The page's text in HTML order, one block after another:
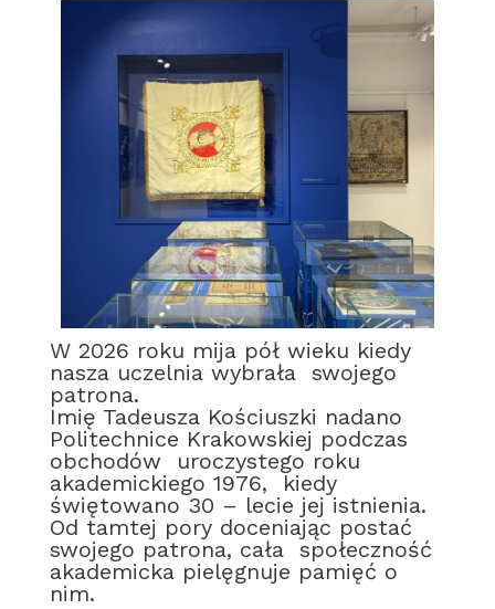
W 2026 roku mija pół wieku kiedy
nasza uczelnia wybrała swojego
patrona.
Imię Tadeusza Kościuszki nadano
Politechnice Krakowskiej podczas
obchodów uroczystego roku
akademickiego 1976, kiedy
świętowano 30 – lecie jej istnienia.
Od tamtej pory doceniając postać
swojego patrona, cała społeczność
akademicka pielęgnuje pamięć o
nim.